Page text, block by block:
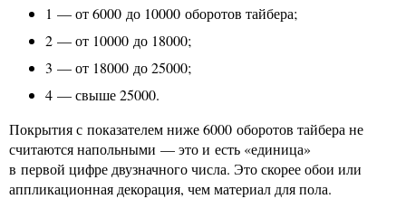
1 — от 6000 до 10000 оборотов тайбера;
2 — от 10000 до 18000;
3 — от 18000 до 25000;
4 — свыше 25000.
Покрытия с показателем ниже 6000 оборотов тайбера не
считаются напольными — это и есть «единица»
в первой цифре двузначного числа. Это скорее обои или
аппликационная декорация, чем материал для пола.